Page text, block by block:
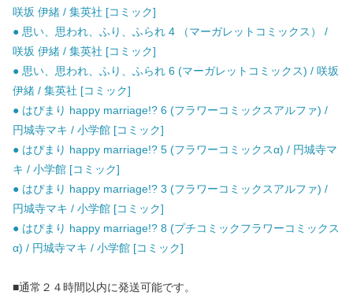
咲坂 伊緒 / 集英社 [コミック]
● 思い、思われ、ふり、ふられ 4 （マーガレットコミックス） /
咲坂 伊緒 / 集英社 [コミック]
● 思い、思われ、ふり、ふられ 6 (マーガレットコミックス) / 咲坂
伊緒 / 集英社 [コミック]
● はぴまり happy marriage!? 6 (フラワーコミックスアルファ) /
円城寺マキ / 小学館 [コミック]
● はぴまり happy marriage!? 5 (フラワーコミックスα) / 円城寺マ
キ / 小学館 [コミック]
● はぴまり happy marriage!? 3 (フラワーコミックスアルファ) /
円城寺マキ / 小学館 [コミック]
● はぴまり happy marriage!? 8 (プチコミックフラワーコミックス
α) / 円城寺マキ / 小学館 [コミック]
■通常２４時間以内に発送可能です。